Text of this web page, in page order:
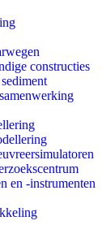
constructies
en -instrumenten